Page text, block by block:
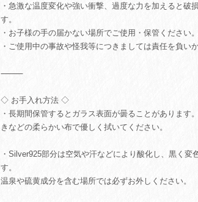
・急激な温度変化や強い衝撃、過度な力を加えると破
す。
・お子様の手の届かない場所でご使用・保管ください。
・ご使用中の事故や怪我等につきましては責任を負いか
⸻
◇ お手入れ方法 ◇
・長期間保管するとガラス表面が曇ることがあります
きなどの柔らかい布で優しく拭いてください。
・Silver925部分は空気や汗などにより酸化し、黒く変
す。
温泉や硫黄成分を含む場所では必ずお外しください。